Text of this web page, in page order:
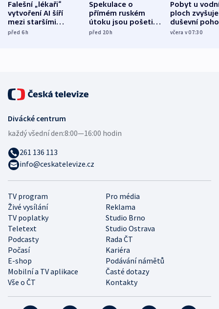
Falešní „lékaři“
vytvoření AI šíří
mezi staršími
Poláky nebezpečné
před 6h
Spekulace o
přímém ruském
útoku jsou pošetilé,
míní estonský
před 20h
Pobyt u
ploch zvyšuje
duševní
ukázala
včera v 07:30
TV program
Pro média
Živé vysílání
Reklama
TV poplatky
Studio Brno
Teletext
Studio Ostrava
Podcasty
Rada ČT
Počasí
Kariéra
E-shop
Podávání námětů
Mobilní a TV aplikace
Časté dotazy
Vše o ČT
Kontakty
Divácké centrum
každý všední den:8:00—16:00 hodin
261 136 113
info@ceskatelevize.cz